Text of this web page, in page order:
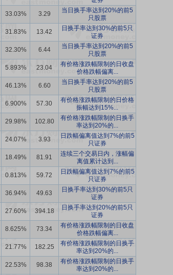
33.03% 3.29
当日换手率达到20%的前5
只股票
31.83% 13.42
日换手率达到30%的前5只
证券
32.30% 6.44
当日换手率达到20%的前5
只股票
5.893% 23.04
有价格涨跌幅限制的日收盘
价格跌幅偏离...
46.13% 6.60
当日换手率达到20%的前5
只股票
6.900% 57.30
有价格涨跌幅限制的日价格
振幅达到15%...
29.98% 102.80
有价格涨跌幅限制的日换手
率达到20%的...
24.07% 3.93
日跌幅偏离值达到7%的前5
只证券
18.49% 81.91
连续三个交易日内，涨幅偏
离值累计达到...
0.813% 59.72
日跌幅偏离值达到7%的前5
只证券
36.94% 49.63
日换手率达到30%的前5只
证券
27.60% 394.18
日换手率达到20%的前5只
证券
8.625% 73.34
有价格涨跌幅限制的日收盘
价格跌幅偏离...
21.77% 182.25
有价格涨跌幅限制的日换手
率达到20%的...
22.53% 98.38
有价格涨跌幅限制的日换手
率达到20%的...